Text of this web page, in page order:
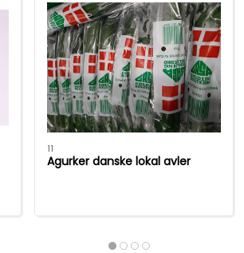
11
Agurker danske lokal avler